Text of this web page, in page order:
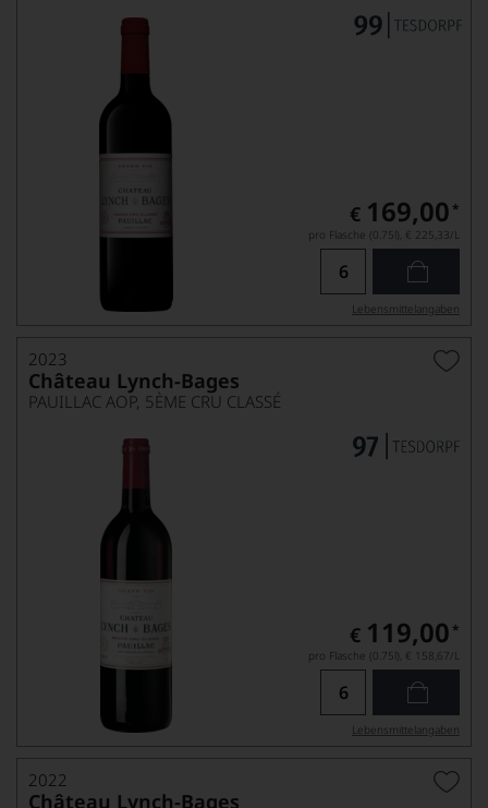
€ 169,00 *
pro Flasche (0.75l), € 225,33/L
Lebensmittel­angaben
2023
Château Lynch-Bages
PAUILLAC AOP, 5ÈME CRU CLASSÉ
€ 119,00 *
pro Flasche (0.75l), € 158,67/L
Lebensmittel­angaben
2022
Château Lynch-Bages